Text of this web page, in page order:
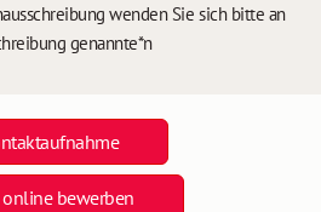
online bewerben
wenden Sie sich bitte an
genannte*n